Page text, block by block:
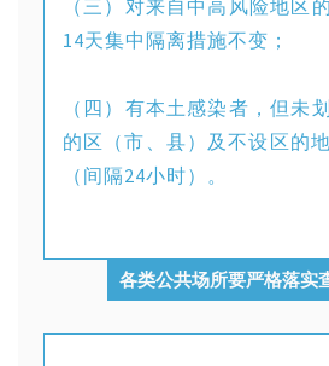
（三）对来自中高风险地区
14天集中隔离措施不变；
（四）有本土感染者，但未
的区（市、县）及不设区的
（间隔24小时）。
各类公共场所要严格落实